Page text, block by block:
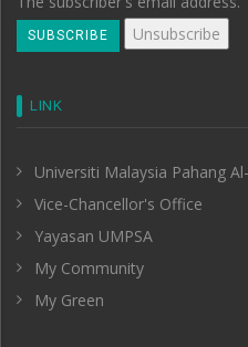
LINK
Universiti Malaysia Pahang
Vice-Chancellor's Office
Yayasan UMPSA
My Community
My Green